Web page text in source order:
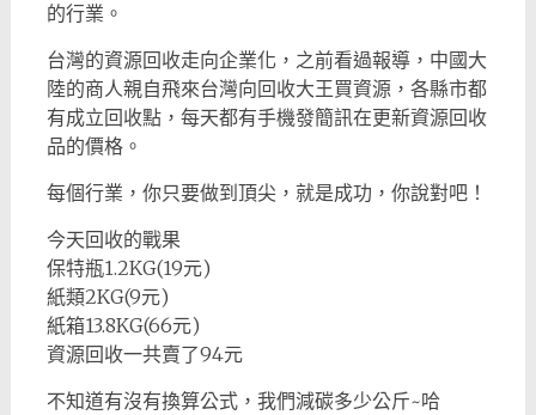
的行業。
台灣的資源回收走向企業化，之前看過報導，中國大
陸的商人親自飛來台灣向回收大王買資源，各縣市都
有成立回收點，每天都有手機發簡訊在更新資源回收
品的價格。
每個行業，你只要做到頂尖，就是成功，你說對吧！
今天回收的戰果
保特瓶1.2KG(19元)
紙類2KG(9元)
紙箱13.8KG(66元)
資源回收一共賣了94元
不知道有沒有換算公式，我們減碳多少公斤~哈